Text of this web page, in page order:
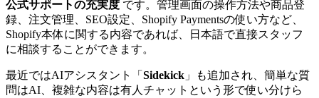
公式サポートの充実度 です。管理画面の操作方法や商品登
録、注文管理、SEO設定、Shopify Paymentsの使い方など、
Shopify本体に関する内容であれば、日本語で直接スタッフ
に相談することができます。
最近ではAIアシスタント「 Sidekick 」も追加され、簡単な質
問はAI、複雑な内容は有人チャットという形で使い分けら